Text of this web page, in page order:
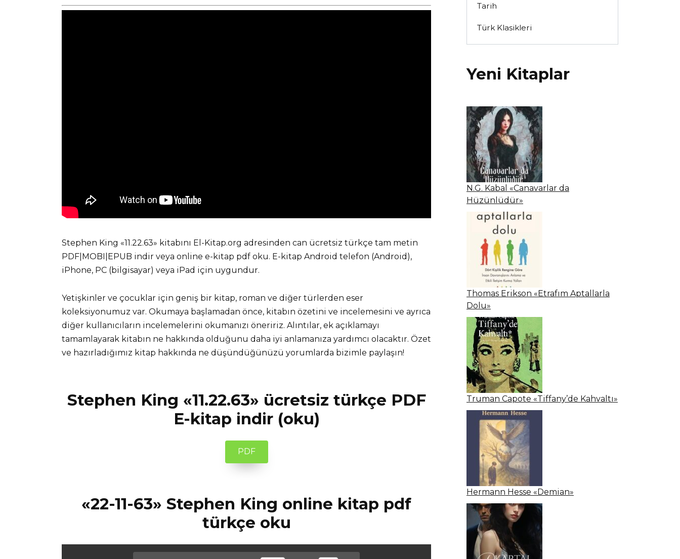
Stephen King «11.22.63» kitabını El-Kitap.org adresinden can ücretsiz türkçe tam metin
PDF|MOBI|EPUB indir veya online e-kitap pdf oku. E-kitap Android telefon (Android),
iPhone, PC (bilgisayar) veya iPad için uygundur.
Yetişkinler ve çocuklar için geniş bir kitap, roman ve diğer türlerden eser
koleksiyonumuz var. Okumaya başlamadan önce, kitabın özetini ve incelemesini ve ayrıca
diğer kullanıcıların incelemelerini okumanızı öneririz. Alıntılar, ek açıklamayı
tamamlayarak kitabın ne hakkında olduğunu daha iyi anlamanıza yardımcı olacaktır. Özet
ve hazırladığımız kitap hakkında ne düşündüğünüzü yorumlarda bizimle paylaşın!
Stephen King «11.22.63» ücretsiz türkçe PDF
E-kitap indir (oku)
PDF
«22-11-63» Stephen King online kitap pdf
türkçe oku
Tarih
Türk Klasikleri
Yeni Kitaplar
N.G. Kabal «Canavarlar da
Hüzünlüdür»
Thomas Erikson «Etrafım Aptallarla
Dolu»
Truman Capote «Tiffany’de Kahvaltı»
Hermann Hesse «Demian»